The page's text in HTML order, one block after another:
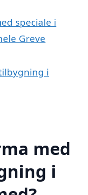
speciale i
Greve
i
med
i